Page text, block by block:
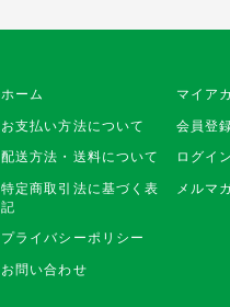
ホーム
お支払い方法について
配送方法・送料について
特定商取引法に基づく表
記
プライバシーポリシー
お問い合わせ
マイア
会員登
ログイン
メルマ